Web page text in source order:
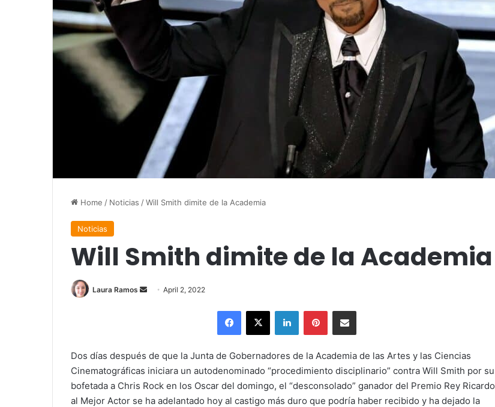
Home / Noticias /Will Smith dimite de la Academia
Noticias
Will Smith dimite de la Academia
Laura Ramos
Send April 2, 2022
Facebook
X LinkedInPinterestShare via Email
Dos días después de que la Junta de Gobernadores de la Academia de las Artes y las Ciencias
Cinematográficas iniciara un autodenominado “procedimiento disciplinario” contra Will Smith por su
bofetada a Chris Rock en los Oscar del domingo, el “desconsolado” ganador del Premio Rey Ricardo
al Mejor Actor se ha adelantado hoy al castigo más duro que podría haber recibido y ha dejado la